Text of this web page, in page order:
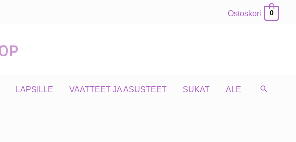
Ostoskori 0
LAPSILLE VAATTEET JA ASUSTEET SUKAT ALE